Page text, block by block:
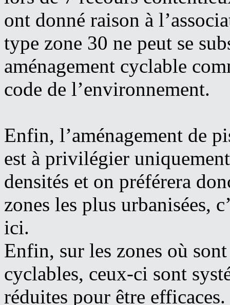
ont donné raison à
type zone 30 ne peut se
aménagement cyclable
code de l’environnement.
Enfin, l’aménagement de
est à privilégier
densités et on préférera
zones les plus urbanisées,
ici.
Enfin, sur les zones où
cyclables, ceux-ci sont
réduites pour être